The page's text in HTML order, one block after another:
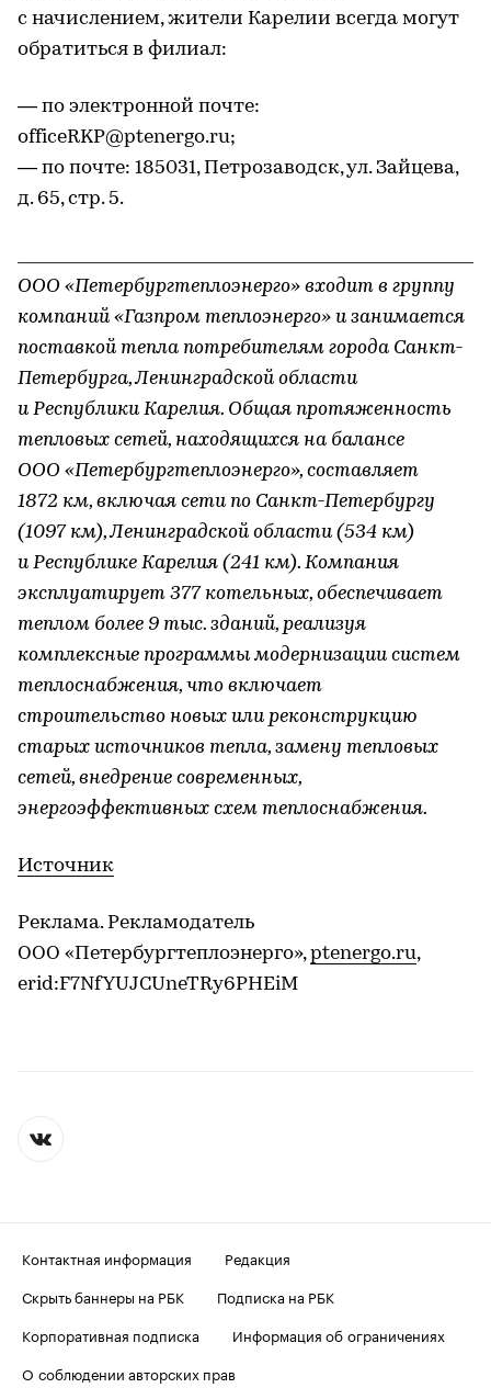
с начислением, жители Карелии всегда могут
обратиться в филиал:
— по электронной почте:
officeRKP@ptenergo.ru;
— по почте: 185031, Петрозаводск, ул. Зайцева,
д. 65, стр. 5.
ООО «Петербургтеплоэнерго» входит в группу
компаний «Газпром теплоэнерго» и занимается
поставкой тепла потребителям города Санкт-
Петербурга, Ленинградской области
и Республики Карелия. Общая протяженность
тепловых сетей, находящихся на балансе
ООО «Петербургтеплоэнерго», составляет
1872 км, включая сети по Санкт-Петербургу
(1097 км), Ленинградской области (534 км)
и Республике Карелия (241 км). Компания
эксплуатирует 377 котельных, обеспечивает
теплом более 9 тыс. зданий, реализуя
комплексные программы модернизации систем
теплоснабжения, что включает
строительство новых или реконструкцию
старых источников тепла, замену тепловых
сетей, внедрение современных,
энергоэффективных схем теплоснабжения.
Источник
Реклама. Рекламодатель
ООО «Петербургтеплоэнерго»,ptenergo.ru,
erid:F7NfYUJCUneTRy6PHEiM
Контактная информация
Редакция
Скрыть баннеры на РБК
Подписка на РБК
Корпоративная подписка
Информация об ограничениях
О соблюдении авторских прав